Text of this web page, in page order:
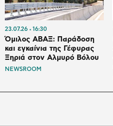
23.07.26 16:30
Όμιλος ΑΒΑΞ: Παράδοση
και εγκαίνια της Γέφυρας
Ξηριά στον Αλμυρό Βόλου
NEWSROOM